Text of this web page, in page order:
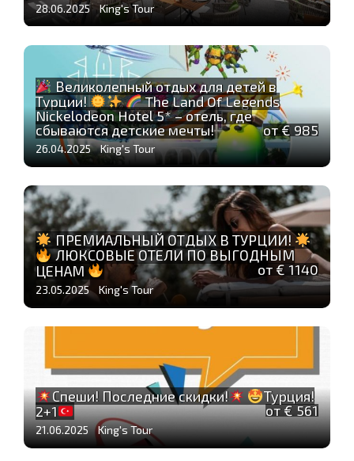
28.06.2025 King's Tour
Великолепный отдых для детей в
Турции!
The Land Of Legends
Nickelodeon Hotel 5* – отель, где
сбываются детские мечты!
от € 985
26.04.2025 King's Tour
ПРЕМИАЛЬНЫЙ ОТДЫХ В ТУРЦИИ!
ЛЮКСОВЫЕ ОТЕЛИ ПО ВЫГОДНЫМ
ЦЕНАМ
от € 1140
23.05.2025 King's Tour
Спеши! Последние скидки!
Турция!
2+1
от € 561
21.06.2025 King's Tour